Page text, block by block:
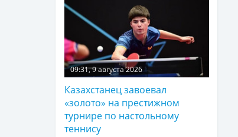
09:31, 9 августа 2026
Казахстанец завоевал
«золото» на престижном
турнире по настольному
теннису